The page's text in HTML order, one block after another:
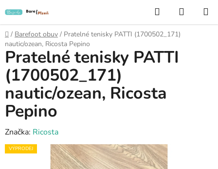
na
obsah
Hledat
KOŠÍK
Domů
/ Barefoot obuv / Pratelné tenisky PATTI (1700502_171)
nautic/ozean, Ricosta Pepino
Pratelné tenisky PATTI
(1700502_171)
nautic/ozean, Ricosta
Pepino
Značka: Ricosta
VÝPRODEJ